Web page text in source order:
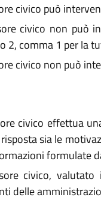
civico può
civico non può
2, comma 1 per la
civico non può
civico effettua
sia le
formulate
civico,
delle